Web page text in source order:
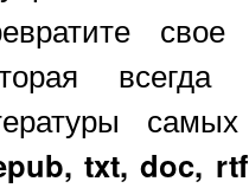
свое
txt, doc,